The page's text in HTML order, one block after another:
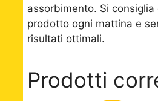
assorbimento. Si
prodotto ogni mattina e
risultati ottimali.
Prodotti